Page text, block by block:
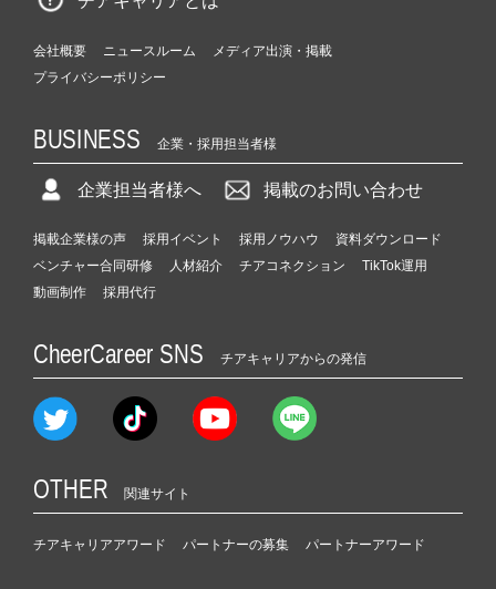
会社概要 ニュースルーム
メディア出演・掲載
プライバシーポリシー
BUSINESS 企業・採用担当者様
企業担当者様へ 掲載のお問い合わせ
掲載企業様の声 採用イベント 採用ノウハウ
資料ダウンロード
ベンチャー合同研修
人材紹介 チアコネクション
TikTok運用
動画制作
採用代行
CheerCareer SNS チアキャリアからの発信
OTHER 関連サイト
チアキャリアアワード パートナーの募集 パートナーアワード